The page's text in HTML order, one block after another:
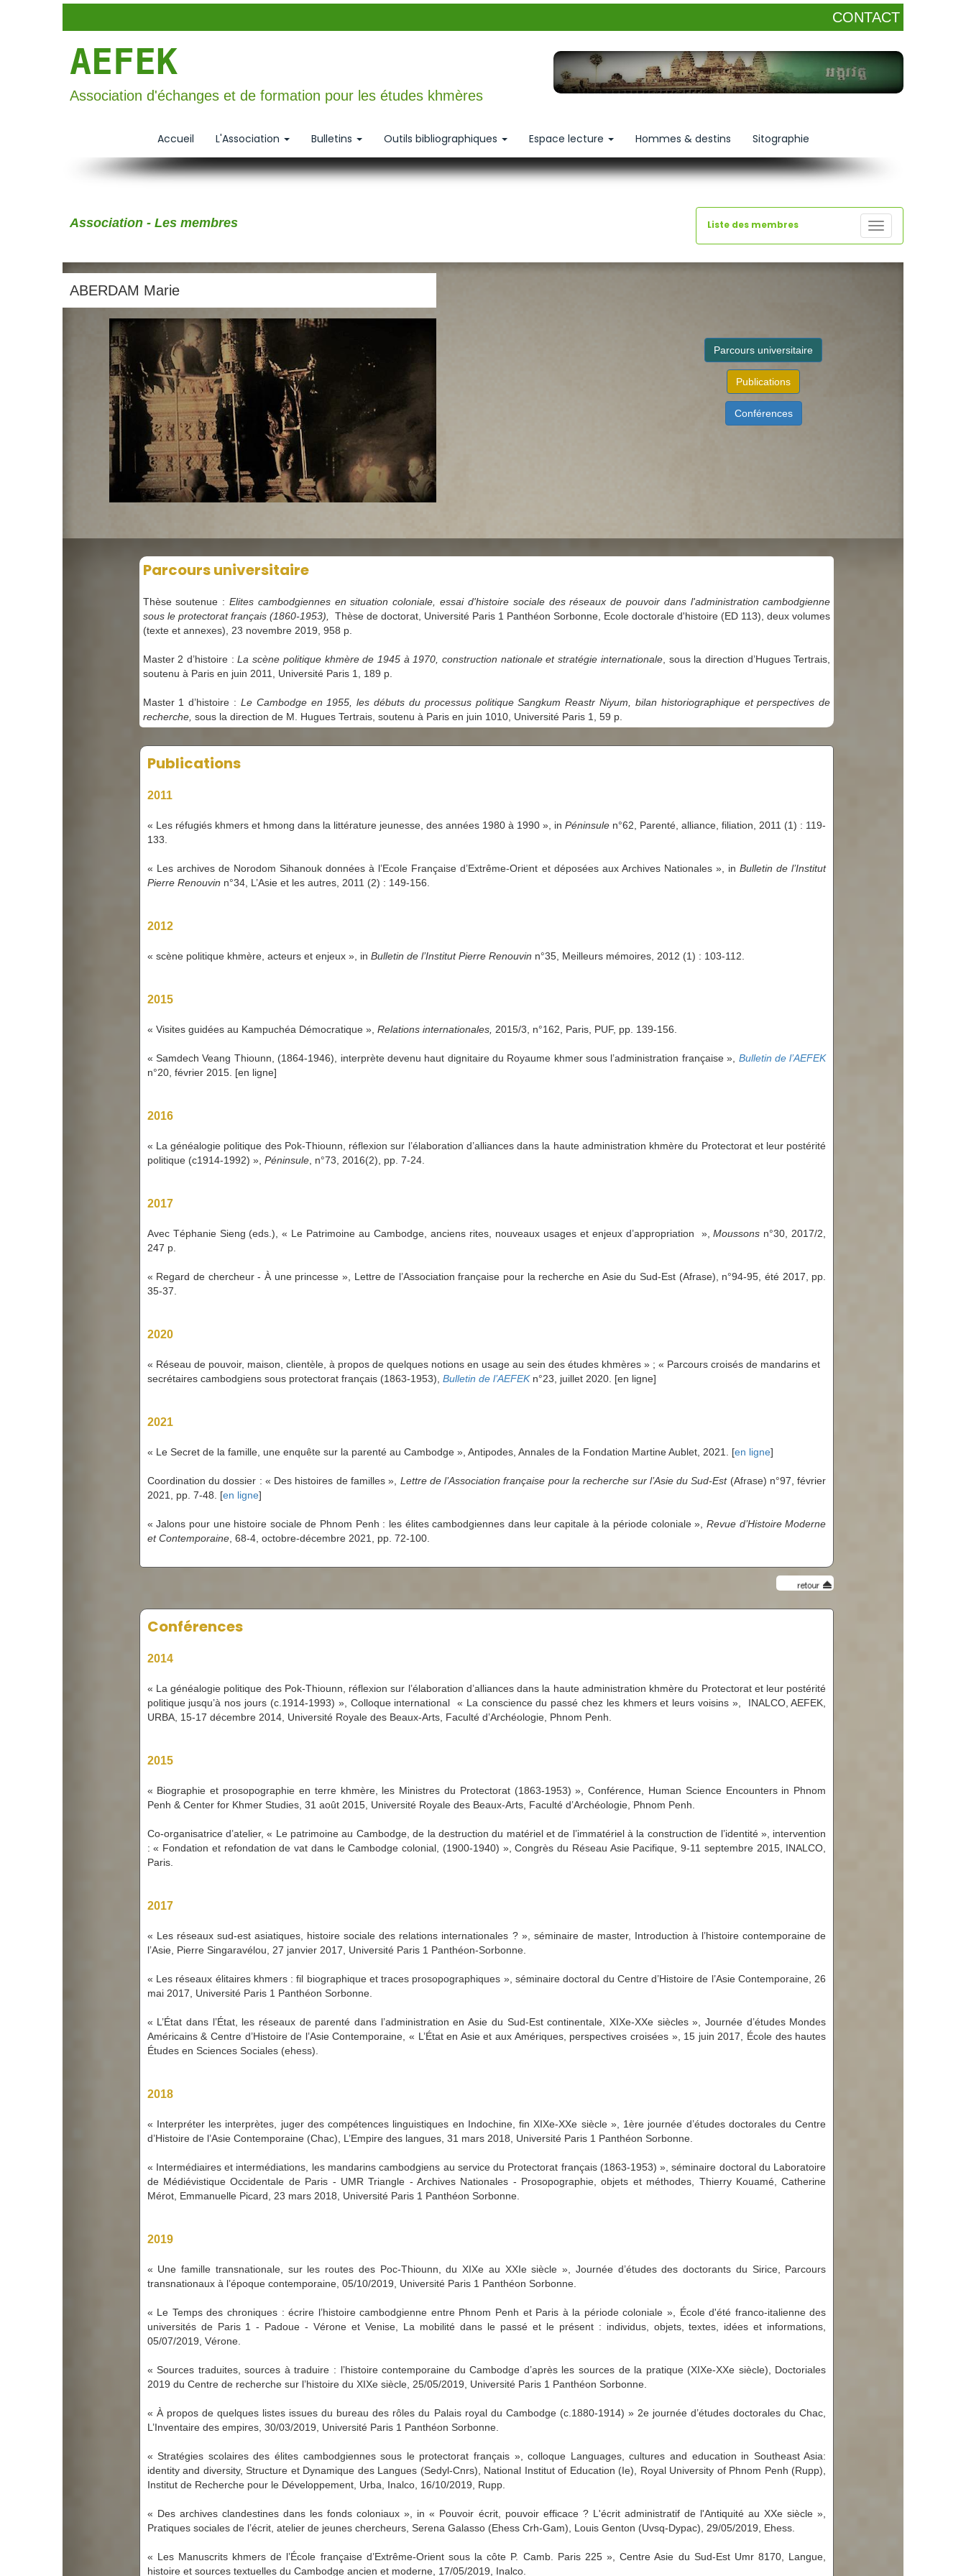
CONTACT
AEFEK
Association d'échanges et de formation pour les études khmères
Accueil L'Association Bulletins Outils bibliographiques Espace lecture Hommes & destins Sitographie
Association - Les membres Liste des membres
ABERDAM Marie
Parcours universitaire
Publications
Conférences
Parcours universitaire
Thèse soutenue :Elites cambodgiennes en situation coloniale, essai d'histoire sociale des réseaux de pouvoir dans l'administration cambodgienne
sous le protectorat français (1860-1953),
Thèse de doctorat, Université Paris 1 Panthéon Sorbonne, Ecole doctorale d'histoire (ED 113), deux volumes
(texte et annexes), 23 novembre 2019, 958 p.
Master 2 d’histoire :La scène politique khmère de 1945 à 1970, construction nationale et stratégie internationale, sous la direction d’Hugues Tertrais,
soutenu à Paris en juin 2011, Université Paris 1, 189 p.
Master 1 d’histoire : Le Cambodge en 1955, les débuts du processus politique Sangkum Reastr Niyum, bilan historiographique et perspectives de
recherche, sous la direction de M. Hugues Tertrais, soutenu à Paris en juin 1010, Université Paris 1, 59 p.
Publications
2011
« Les réfugiés khmers et hmong dans la littérature jeunesse, des années 1980 à 1990 », inPéninsule n°62, Parenté, alliance, filiation, 2011 (1) : 119-
133.
« Les archives de Norodom Sihanouk données à l’Ecole Française d’Extrême-Orient et déposées aux Archives Nationales », inBulletin de l’Institut
Pierre Renouvin n°34, L’Asie et les autres, 2011 (2) : 149-156.
2012
« scène politique khmère, acteurs et enjeux », in Bulletin de l’Institut Pierre Renouvin n°35, Meilleurs mémoires, 2012 (1) : 103-112.
2015
« Visites guidées au Kampuchéa Démocratique », Relations internationales, 2015/3, n°162, Paris, PUF, pp. 139-156.
« Samdech Veang Thiounn, (1864-1946), interprète devenu haut dignitaire du Royaume khmer sous l’administration française », Bulletin de l’AEFEK
n°20, février 2015. [en ligne]
2016
« La généalogie politique des Pok-Thiounn, réflexion sur l’élaboration d’alliances dans la haute administration khmère du Protectorat et leur postérité
politique (c1914-1992) », Péninsule, n°73, 2016(2), pp. 7-24.
2017
Avec Téphanie Sieng (eds.),« Le Patrimoine au Cambodge, anciens rites, nouveaux usages et enjeux d’appropriation »,Moussons n°30, 2017/2,
247 p.
« Regard de chercheur - À une princesse », Lettre de l’Association française pour la recherche en Asie du Sud-Est (Afrase), n°94-95, été 2017, pp.
35-37.
2020
« Réseau de pouvoir, maison, clientèle, à propos de quelques notions en usage au sein des études khmères » ; « Parcours croisés de mandarins et
secrétaires cambodgiens sous protectorat français (1863-1953), Bulletin de l’AEFEKn°23, juillet 2020. [en ligne]
2021
« Le Secret de la famille, une enquête sur la parenté au Cambodge », Antipodes, Annales de la Fondation Martine Aublet, 2021. [en ligne]
Coordination du dossier : « Des histoires de familles» Lettre de l’Association française pour la recherche sur l’Asie du Sud-Est(Afrase) n°97, février
2021, pp. 7-48. [en ligne]
« Jalons pour une histoire sociale de Phnom Penh : les élites cambodgiennes dans leur capitale à la période coloniale »,Revue d’Histoire Moderne
et Contemporaine, 68-4, octobre-décembre 2021, pp. 72-100.
Conférences
2014
« La généalogie politique des Pok-Thiounn, réflexion sur l’élaboration d’alliances dans la haute administration khmère du Protectorat et leur postérité
politique jusqu’à nos jours (c.1914-1993) », Colloque international « La conscience du passé chez les khmers et leurs voisins », INALCO, AEFEK,
URBA, 15-17 décembre 2014, Université Royale des Beaux-Arts, Faculté d’Archéologie, Phnom Penh.
2015
« Biographie et prosopographie en terre khmère, les Ministres du Protectorat (1863-1953) », Conférence, Human Science Encounters in Phnom
Penh & Center for Khmer Studies, 31 août 2015, Université Royale des Beaux-Arts, Faculté d’Archéologie, Phnom Penh.
Co-organisatrice d’atelier, « Le patrimoine au Cambodge, de la destruction du matériel et de l’immatériel à la construction de l’identité », intervention
: « Fondation et refondation de vat dans le Cambodge colonial, (1900-1940) », Congrès du Réseau Asie Pacifique, 9-11 septembre 2015, INALCO,
Paris.
2017
« Les réseaux sud-est asiatiques, histoire sociale des relations internationales ? », séminaire de master, Introduction à l’histoire contemporaine de
l’Asie, Pierre Singaravélou, 27 janvier 2017, Université Paris 1 Panthéon-Sorbonne.
« Les réseaux élitaires khmers : fil biographique et traces prosopographiques », séminaire doctoral du Centre d’Histoire de l’Asie Contemporaine, 26
mai 2017, Université Paris 1 Panthéon Sorbonne.
« L’État dans l’État, les réseaux de parenté dans l’administration en Asie du Sud-Est continentale, XIXe-XXe siècles », Journée d’études Mondes
Américains & Centre d’Histoire de l’Asie Contemporaine, « L’État en Asie et aux Amériques, perspectives croisées », 15 juin 2017, École des hautes
Études en Sciences Sociales (ehess).
2018
« Interpréter les interprètes, juger des compétences linguistiques en Indochine, fin XIXe-XXe siècle », 1ère journée d’études doctorales du Centre
d’Histoire de l’Asie Contemporaine (Chac), L’Empire des langues, 31 mars 2018, Université Paris 1 Panthéon Sorbonne.
« Intermédiaires et intermédiations, les mandarins cambodgiens au service du Protectorat français (1863-1953) », séminaire doctoral du Laboratoire
de Médiévistique Occidentale de Paris - UMR Triangle - Archives Nationales - Prosopographie, objets et méthodes, Thierry Kouamé, Catherine
Mérot, Emmanuelle Picard, 23 mars 2018, Université Paris 1 Panthéon Sorbonne.
2019
« Une famille transnationale, sur les routes des Poc-Thiounn, du XIXe au XXIe siècle », Journée d’études des doctorants du Sirice, Parcours
transnationaux à l’époque contemporaine, 05/10/2019, Université Paris 1 Panthéon Sorbonne.
« Le Temps des chroniques : écrire l’histoire cambodgienne entre Phnom Penh et Paris à la période coloniale », École d'été franco-italienne des
universités de Paris 1 - Padoue - Vérone et Venise, La mobilité dans le passé et le présent : individus, objets, textes, idées et informations,
05/07/2019, Vérone.
« Sources traduites, sources à traduire : l’histoire contemporaine du Cambodge d’après les sources de la pratique (XIXe-XXe siècle), Doctoriales
2019 du Centre de recherche sur l’histoire du XIXe siècle, 25/05/2019, Université Paris 1 Panthéon Sorbonne.
« À propos de quelques listes issues du bureau des rôles du Palais royal du Cambodge (c.1880-1914) » 2e journée d’études doctorales du Chac,
L’Inventaire des empires, 30/03/2019, Université Paris 1 Panthéon Sorbonne.
« Stratégies scolaires des élites cambodgiennes sous le protectorat français », colloque Languages, cultures and education in Southeast Asia:
identity and diversity, Structure et Dynamique des Langues (Sedyl-Cnrs), National Institut of Education (Ie), Royal University of Phnom Penh (Rupp),
Institut de Recherche pour le Développement, Urba, Inalco, 16/10/2019, Rupp.
« Des archives clandestines dans les fonds coloniaux », in « Pouvoir écrit, pouvoir efficace ? L'écrit administratif de l'Antiquité au XXe siècle »,
Pratiques sociales de l’écrit, atelier de jeunes chercheurs, Serena Galasso (Ehess Crh-Gam), Louis Genton (Uvsq-Dypac), 29/05/2019, Ehess.
« Les Manuscrits khmers de l’École française d’Extrême-Orient sous la côte P. Camb. Paris 225 », Centre Asie du Sud-Est Umr 8170, Langue,
histoire et sources textuelles du Cambodge ancien et moderne, 17/05/2019, Inalco.